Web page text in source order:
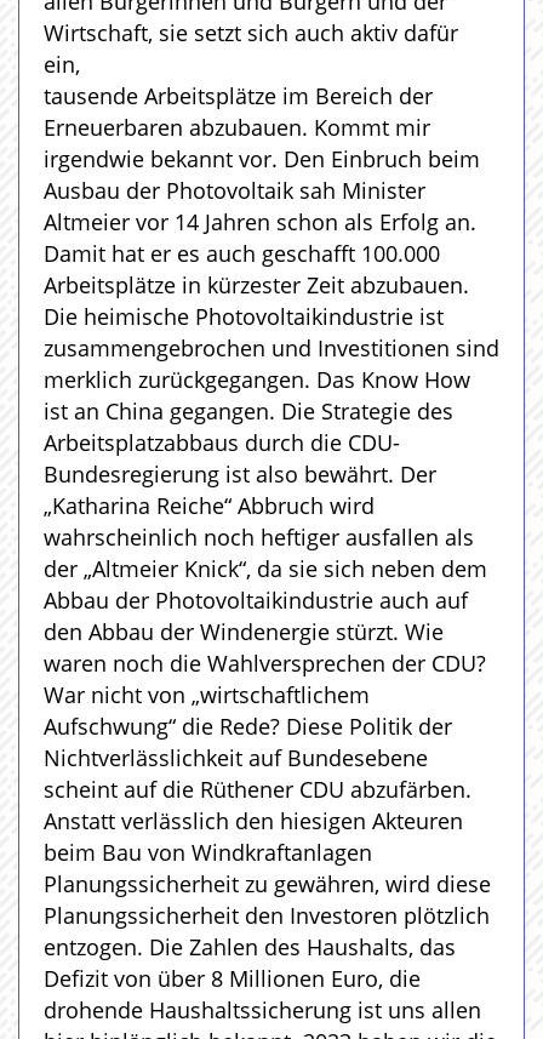
Wirtschaft, sie setzt sich auch aktiv dafür
ein,
tausende Arbeitsplätze im Bereich der
Erneuerbaren abzubauen. Kommt mir
irgendwie bekannt vor. Den Einbruch beim
Ausbau der Photovoltaik sah Minister
Altmeier vor 14 Jahren schon als Erfolg an.
Damit hat er es auch geschafft 100.000
Arbeitsplätze in kürzester Zeit abzubauen.
Die heimische Photovoltaikindustrie ist
zusammengebrochen und Investitionen sind
merklich zurückgegangen. Das Know How
ist an China gegangen. Die Strategie des
Arbeitsplatzabbaus durch die CDU-
Bundesregierung ist also bewährt. Der
„Katharina Reiche“ Abbruch wird
wahrscheinlich noch heftiger ausfallen als
der „Altmeier Knick“, da sie sich neben dem
Abbau der Photovoltaikindustrie auch auf
den Abbau der Windenergie stürzt. Wie
waren noch die Wahlversprechen der CDU?
War nicht von „wirtschaftlichem
Aufschwung“ die Rede? Diese Politik der
Nichtverlässlichkeit auf Bundesebene
scheint auf die Rüthener CDU abzufärben.
Anstatt verlässlich den hiesigen Akteuren
beim Bau von Windkraftanlagen
Planungssicherheit zu gewähren, wird diese
Planungssicherheit den Investoren plötzlich
entzogen. Die Zahlen des Haushalts, das
Defizit von über 8 Millionen Euro, die
drohende Haushaltssicherung ist uns allen